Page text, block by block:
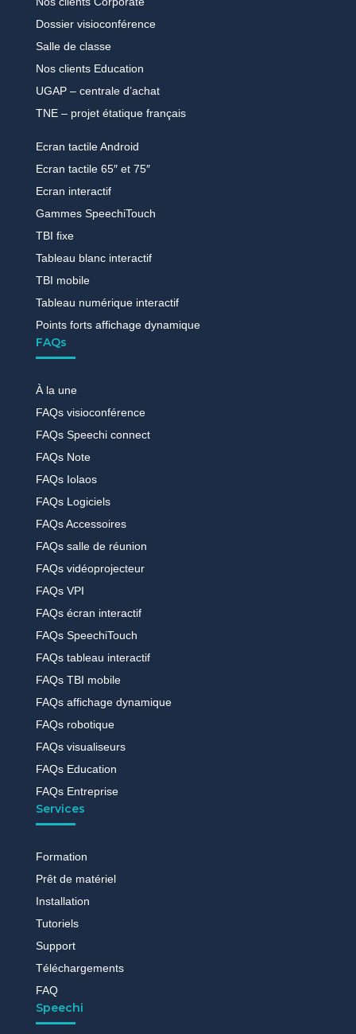
Dossier visioconférence
Salle de classe
Nos clients Education
UGAP – centrale d’achat
TNE – projet étatique français
Ecran tactile Android
Ecran tactile 65″ et 75″
Ecran interactif
Gammes SpeechiTouch
TBI fixe
Tableau blanc interactif
TBI mobile
Tableau numérique interactif
Points forts affichage dynamique
FAQs
À la une
FAQs visioconférence
FAQs Speechi connect
FAQs Note
FAQs Iolaos
FAQs Logiciels
FAQs Accessoires
FAQs salle de réunion
FAQs vidéoprojecteur
FAQs VPI
FAQs écran interactif
FAQs SpeechiTouch
FAQs tableau interactif
FAQs TBI mobile
FAQs affichage dynamique
FAQs robotique
FAQs visualiseurs
FAQs Education
FAQs Entreprise
Services
Formation
Prêt de matériel
Installation
Tutoriels
Support
Téléchargements
FAQ
Speechi